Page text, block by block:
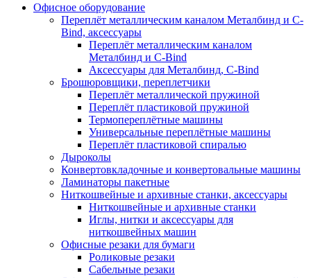
Офисное оборудование
Переплёт металлическим каналом Металбинд и C-
Bind, аксессуары
Переплёт металлическим каналом
Металбинд и C-Bind
Аксессуары для Металбинд, C-Bind
Брошюровщики, переплетчики
Переплёт металлической пружиной
Переплёт пластиковой пружиной
Термопереплётные машины
Универсальные переплётные машины
Переплёт пластиковой спиралью
Дыроколы
Конвертовкладочные и конвертовальные машины
Ламинаторы пакетные
Ниткошвейные и архивные станки, аксессуары
Ниткошвейные и архивные станки
Иглы, нитки и аксессуары для
ниткошвейных машин
Офисные резаки для бумаги
Роликовые резаки
Сабельные резаки